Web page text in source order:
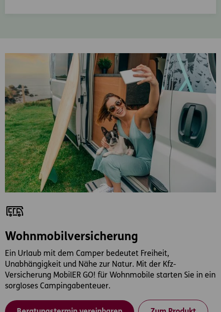
Wohnmobilversicherung
Ein Urlaub mit dem Camper bedeutet Freiheit,
Unabhängigkeit und Nähe zur Natur. Mit der Kfz-
Versicherung MobilER GO! für Wohnmobile starten Sie in ein
sorgloses Campingabenteuer.